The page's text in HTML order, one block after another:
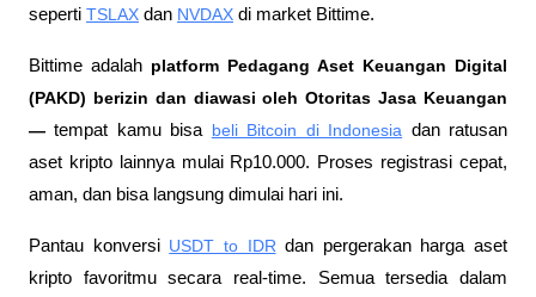
seperti TSLAX dan NVDAX di market Bittime.
Bittime adalah platform Pedagang Aset Keuangan Digital
(PAKD) berizin dan diawasi oleh Otoritas Jasa Keuangan
— tempat kamu bisa beli Bitcoin di Indonesia dan ratusan
aset kripto lainnya mulai Rp10.000. Proses registrasi cepat,
aman, dan bisa langsung dimulai hari ini.
Pantau konversi USDT to IDR dan pergerakan harga aset
kripto favoritmu secara real-time. Semua tersedia dalam